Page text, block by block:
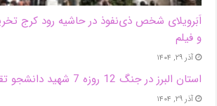
اَبَر‌ویلای شخص ذی‌نفوذ در حاشیه‌ رود کرج
و فیلم
آذر ۲۹, ۱۴۰۴
استان البرز در جنگ 12 روزه 7 شهید دانشجو تقدیم انقلاب کرد
آذر ۲۹, ۱۴۰۴